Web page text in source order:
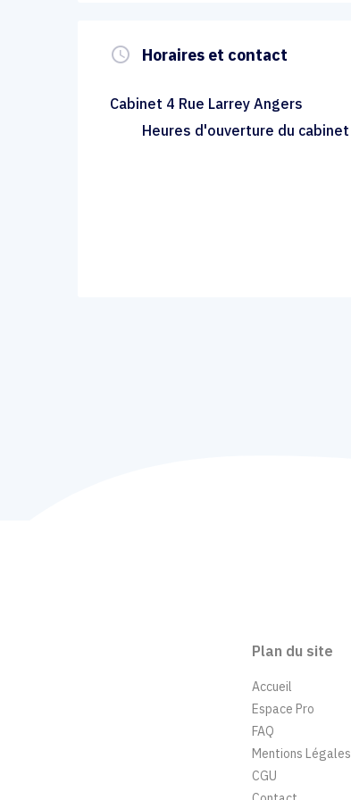
query_builder Horaires et contact
Cabinet 4 Rue Larrey Angers
Heures d'ouverture du cabinet
Plan du site
Accueil
Espace Pro
FAQ
Mentions Légales
CGU